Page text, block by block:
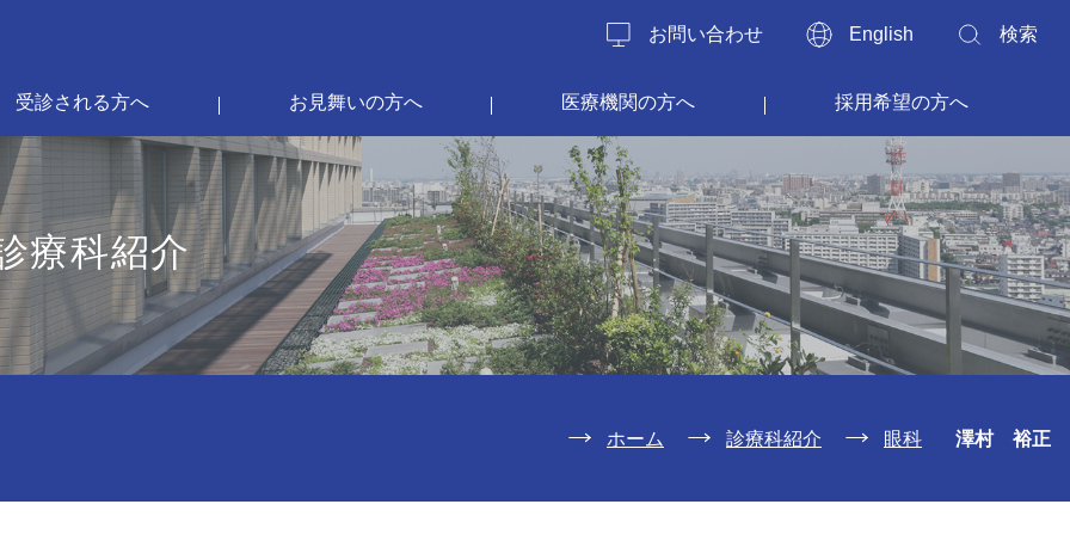
お問い合わせ English 検索
受診される方へ お見舞いの方へ 医療機関の方へ 採用希望の方へ
療科紹介
ホーム 診療科紹介 眼科 澤村 裕正